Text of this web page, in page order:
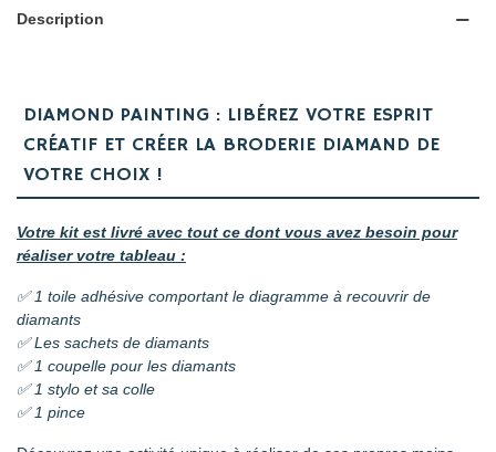
Description
DIAMOND PAINTING : LIBÉREZ VOTRE ESPRIT
CRÉATIF ET CRÉER LA BRODERIE DIAMAND DE
VOTRE CHOIX !
Votre kit est livré avec tout ce dont vous avez besoin pour
réaliser votre tableau :
✅ 1 toile adhésive comportant le diagramme à recouvrir de
diamants
✅ Les sachets de diamants
✅ 1 coupelle pour les diamants
✅ 1 stylo et sa colle
✅ 1 pince